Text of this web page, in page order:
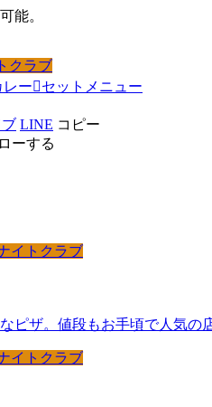
能。
クラブ
レー
セットメニュー
LINE コピー
ーする
イトクラブ
ピザ。値段もお手頃で人気の
イトクラブ